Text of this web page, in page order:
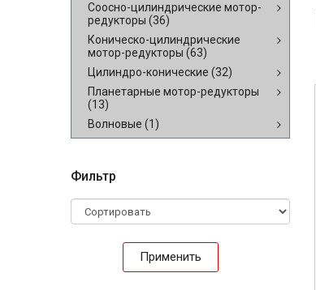
Соосно-цилиндрические мотор-
редукторы (36)
Коническо-цилиндрические
мотор-редукторы (63)
Цилиндро-конические (32)
Планетарные мотор-редукторы
(13)
Волновые (1)
Фильтр
Применить